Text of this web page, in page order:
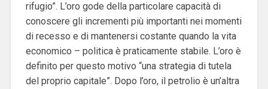
rifugio”. L’oro gode della particolare capacità di
conoscere gli incrementi più importanti nei momenti
di recesso e di mantenersi costante quando la vita
economico – politica è praticamente stabile. L’oro è
definito per questo motivo “una strategia di tutela
del proprio capitale”. Dopo l’oro, il petrolio è un’altra